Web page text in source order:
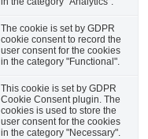
The cookie is set by GDPR
cookie consent to record the
user consent for the cookies
in the category "Functional".
This cookie is set by GDPR
Cookie Consent plugin. The
cookies is used to store the
user consent for the cookies
in the category "Necessary".